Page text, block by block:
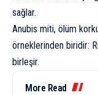
sağlar.
Anubis miti, ölüm
örneklerinden biridir:
birleşir.
More Read